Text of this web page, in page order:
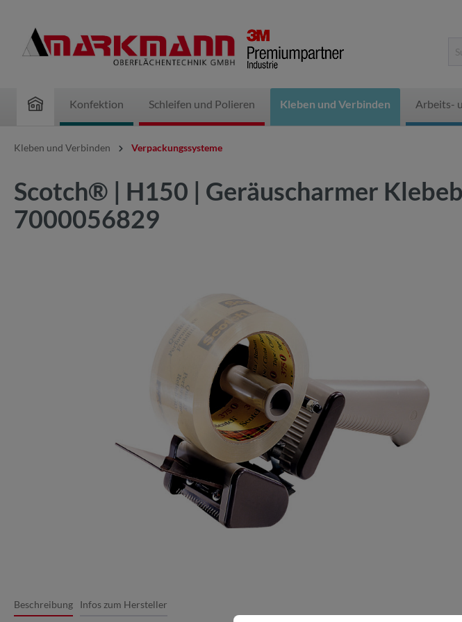
Konfektion Schleifen und Polieren Kleben und Verbinden Arbeits-
Kleben und Verbinden Verpackungssysteme
Scotch® | H150 | Geräuscharmer
7000056829
Beschreibung Infos zum Hersteller